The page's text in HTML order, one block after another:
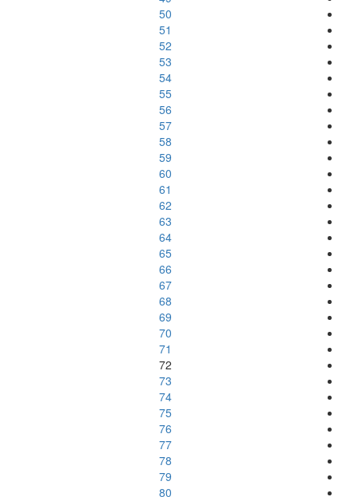
50
51
52
53
54
55
56
57
58
59
60
61
62
63
64
65
66
67
68
69
70
71
72
73
74
75
76
77
78
79
80